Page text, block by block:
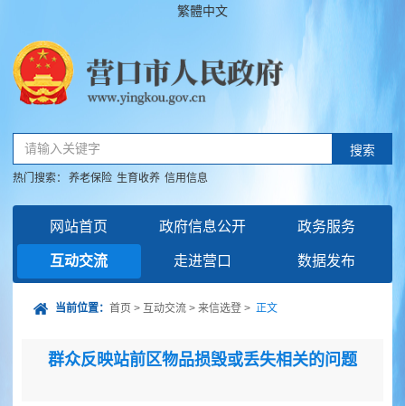
繁體中文
请输入关键字 搜索
热门搜索： 养老保险 生育收养 信用信息
网站首页 政府信息公开 政务服务
互动交流 走进营口 数据发布
当前位置： 首页 > 互动交流 > 来信选登 > 正文
群众反映站前区物品损毁或丢失相关的问题